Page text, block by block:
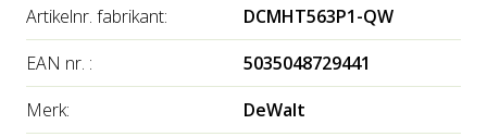
is.
Al met al een mooie stille heggenschaar die makkelijk te
gebruiken is met verwisselbare accu, zodat u eenvoudig
ook uw accu's van gereedschap kan gebruiken.
Artikelnr. fabrikant:
DCMHT563P1-QW
EAN nr. :
5035048729441
Merk:
DeWalt